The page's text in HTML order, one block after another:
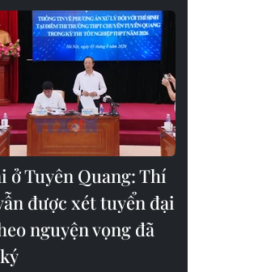
ở Tuyên Quang: Thí
được xét tuyển đại
nguyện vọng đã